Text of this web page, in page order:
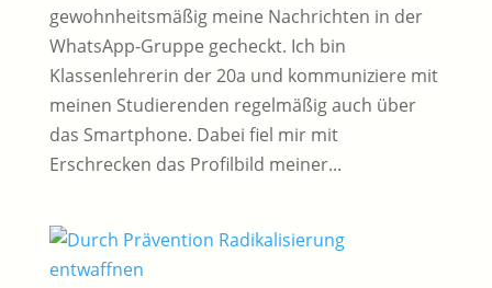
gewohnheitsmäßig meine Nachrichten in der
WhatsApp-Gruppe gecheckt. Ich bin
Klassenlehrerin der 20a und kommuniziere mit
meinen Studierenden regelmäßig auch über
das Smartphone. Dabei fiel mir mit
Erschrecken das Profilbild meiner...